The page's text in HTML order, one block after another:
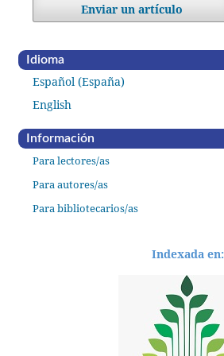
Enviar un artículo
Idioma
Español (España)
English
Información
Para lectores/as
Para autores/as
Para bibliotecarios/as
Indexada en: